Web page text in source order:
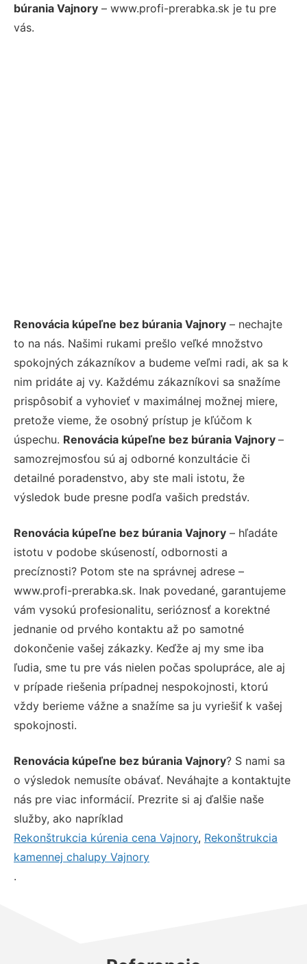
búrania Vajnory – www.profi-prerabka.sk je tu pre
vás.
Renovácia kúpeľne bez búrania Vajnory – nechajte
to na nás. Našimi rukami prešlo veľké množstvo
spokojných zákazníkov a budeme veľmi radi, ak sa k
nim pridáte aj vy. Každému zákazníkovi sa snažíme
prispôsobiť a vyhovieť v maximálnej možnej miere,
pretože vieme, že osobný prístup je kľúčom k
úspechu. Renovácia kúpeľne bez búrania Vajnory –
samozrejmosťou sú aj odborné konzultácie či
detailné poradenstvo, aby ste mali istotu, že
výsledok bude presne podľa vašich predstáv.
Renovácia kúpeľne bez búrania Vajnory – hľadáte
istotu v podobe skúseností, odbornosti a
precíznosti? Potom ste na správnej adrese –
www.profi-prerabka.sk. Inak povedané, garantujeme
vám vysokú profesionalitu, serióznosť a korektné
jednanie od prvého kontaktu až po samotné
dokončenie vašej zákazky. Keďže aj my sme iba
ľudia, sme tu pre vás nielen počas spolupráce, ale aj
v prípade riešenia prípadnej nespokojnosti, ktorú
vždy berieme vážne a snažíme sa ju vyriešiť k vašej
spokojnosti.
Renovácia kúpeľne bez búrania Vajnory? S nami sa
o výsledok nemusíte obávať. Neváhajte a kontaktujte
nás pre viac informácií. Prezrite si aj ďalšie naše
služby, ako napríklad
Rekonštrukcia kúrenia cena Vajnory, Rekonštrukcia
kamennej chalupy Vajnory
.